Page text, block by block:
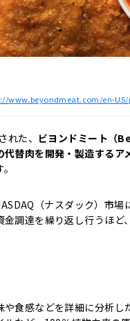
www.beyondmeat.com/en-
れた、 ビヨンドミート（
代替肉を開発・製造するア
（ナスダック）市場
金調達を繰り返し行うほど
や食感などを詳細に分析し